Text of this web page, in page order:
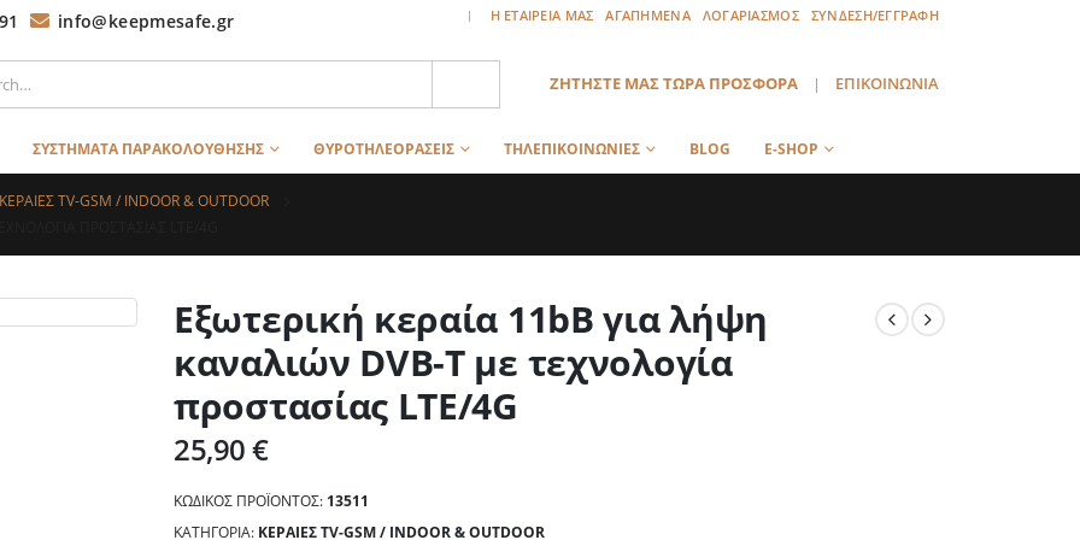
info@keepmesafe.gr | Η ΕΤΑΙΡΕΙΑ ΜΑΣ ΑΓΑΠΗΜΕΝΑ ΛΟΓΑΡΙΑΣΜΟΣ ΣΥΝΔΕΣΗ/ΕΓΓΡΑΦΗ
ΖΗΤΗΣΤΕ ΜΑΣ ΤΩΡΑ ΠΡΟΣΦΟΡΑ | ΕΠΙΚΟΙΝΩΝΙΑ
ΣΥΣΤΗΜΑΤΑ ΠΑΡΑΚΟΛΟΥΘΗΣΗΣ ΘΥΡΟΤΗΛΕΟΡΑΣΕΙΣ ΤΗΛΕΠΙΚΟΙΝΩΝΙΕΣ BLOG E-SHOP
ΚΕΡΑΙΕΣ TV-GSM / INDOOR & OUTDOOR
Εξωτερική κεραία 11bB για λήψη
καναλιών DVB-T με τεχνολογία
προστασίας LTE/4G
25,90€
ΚΩΔΙΚΌΣ ΠΡΟΪΌΝΤΟΣ: 13511
ΚΑΤΗΓΟΡΊΑ: ΚΕΡΑΙΕΣ TV-GSM / INDOOR & OUTDOOR